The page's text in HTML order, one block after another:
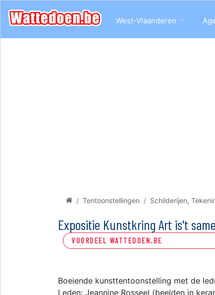
West-Vlaanderen
Tentoonstellingen Schilderijen,
Expositie Kunstkring Art is't
VOORDEEL WATTEDOEN.BE
Boeiende kunsttentoonstelling met de
Leden: Jeannine Rosseel (beelden in